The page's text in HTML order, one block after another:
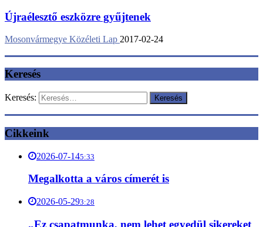
Újraélesztő eszközre gyűjtenek
Mosonvármegye Közéleti Lap 2017-02-24
Keresés
Keresés:
Cikkeink
2026-07-145:33
Megalkotta a város címerét is
2026-05-293:28
„Ez csapatmunka, nem lehet egyedül sikereket